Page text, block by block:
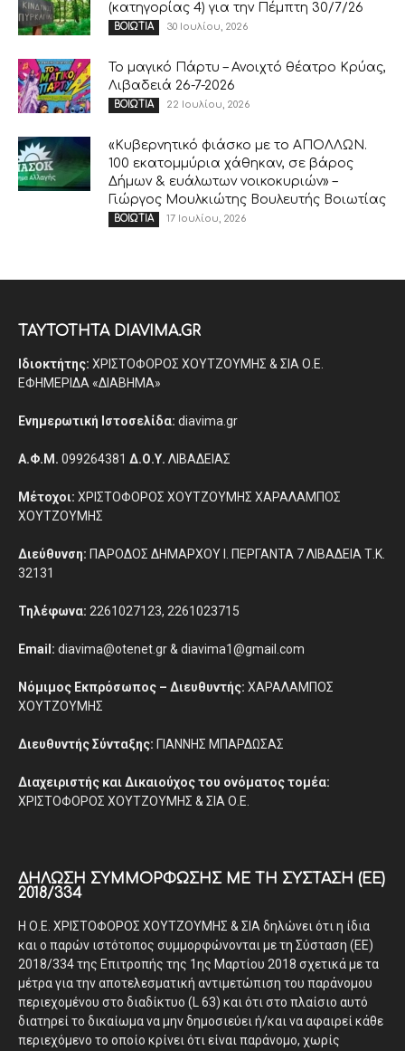
(κατηγορίας 4) για την Πέμπτη 30/7/26
ΒΟΙΩΤΙΑ 30 Ιουλίου, 2026
Το μαγικό Πάρτυ – Ανοιχτό θέατρο Κρύας,
Λιβαδειά 26-7-2026
ΒΟΙΩΤΙΑ 22 Ιουλίου, 2026
«Κυβερνητικό φιάσκο με το ΑΠΟΛΛΩΝ.
100 εκατομμύρια χάθηκαν, σε βάρος
Δήμων & ευάλωτων νοικοκυριών» –
Γιώργος Μουλκιώτης Βουλευτής Βοιωτίας
ΒΟΙΩΤΙΑ 17 Ιουλίου, 2026
ΤΑΥΤΟΤΗΤΑ DIAVIMA.GR
Ιδιοκτήτης: ΧΡΙΣΤΟΦΟΡΟΣ ΧΟΥΤΖΟΥΜΗΣ & ΣΙΑ Ο.Ε.
ΕΦΗΜΕΡΙΔΑ «ΔΙΑΒΗΜΑ»
Ενημερωτική Ιστοσελίδα: diavima.gr
Α.Φ.Μ. 099264381 Δ.Ο.Υ. ΛΙΒΑΔΕΙΑΣ
Μέτοχοι: ΧΡΙΣΤΟΦΟΡΟΣ ΧΟΥΤΖΟΥΜΗΣ ΧΑΡΑΛΑΜΠΟΣ
ΧΟΥΤΖΟΥΜΗΣ
Διεύθυνση: ΠΑΡΟΔΟΣ ΔΗΜΑΡΧΟΥ Ι. ΠΕΡΓΑΝΤΑ 7 ΛΙΒΑΔΕΙΑ Τ.Κ.
32131
Τηλέφωνα: 2261027123, 2261023715
Email: diavima@otenet.gr & diavima1@gmail.com
Νόμιμος Εκπρόσωπος – Διευθυντής: ΧΑΡΑΛΑΜΠΟΣ
ΧΟΥΤΖΟΥΜΗΣ
Διευθυντής Σύνταξης: ΓΙΑΝΝΗΣ ΜΠΑΡΔΩΣΑΣ
Διαχειριστής και Δικαιούχος του ονόματος τομέα:
ΧΡΙΣΤΟΦΟΡΟΣ ΧΟΥΤΖΟΥΜΗΣ & ΣΙΑ Ο.Ε.
ΔΉΛΩΣΗ ΣΥΜΜΌΡΦΩΣΗΣ ΜΕ ΤΗ ΣΎΣΤΑΣΗ (ΕΕ)
2018/334
Η Ο.Ε. ΧΡΙΣΤΟΦΟΡΟΣ ΧΟΥΤΖΟΥΜΗΣ & ΣΙΑ δηλώνει ότι η ίδια
και ο παρών ιστότοπος συμμορφώνονται με τη Σύσταση (ΕΕ)
2018/334 της Επιτροπής της 1ης Μαρτίου 2018 σχετικά με τα
μέτρα για την αποτελεσματική αντιμετώπιση του παράνομου
περιεχομένου στο διαδίκτυο (L 63) και ότι στο πλαίσιο αυτό
διατηρεί το δικαίωμα να μην δημοσιεύει ή/και να αφαιρεί κάθε
περιεχόμενο το οποίο κρίνει ότι είναι παράνομο, χωρίς